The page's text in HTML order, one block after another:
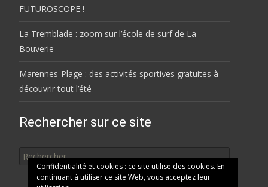
FUTUROSCOPE !
La Tremblade : zoom sur l’école de surf de La
Bouverie
Marennes-Plage : des activités sportives gratuites à
découvrir tout l’été
Rechercher sur ce site
Confidentialité et cookies : ce site utilise des cookies. En
continuant à utiliser ce site Web, vous acceptez leur